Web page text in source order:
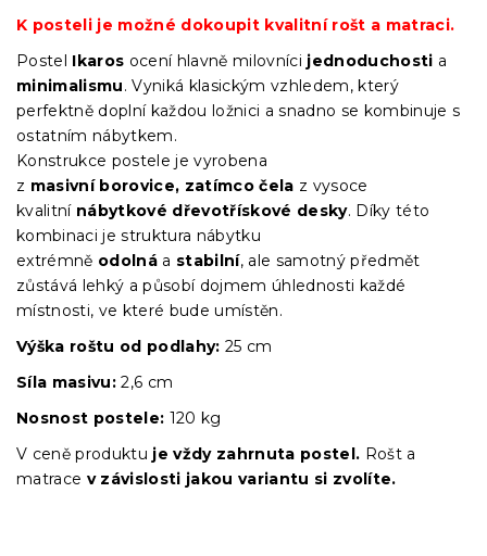
K posteli je možné dokoupit kvalitní rošt a matraci.
Postel Ikaros ocení hlavně milovníci jednoduchosti a
minimalismu. Vyniká klasickým vzhledem, který
perfektně doplní každou ložnici a snadno se kombinuje s
ostatním nábytkem.
Konstrukce postele je vyrobena
z masivní borovice, zatímco čela z vysoce
kvalitní nábytkové dřevotřískové desky. Díky této
kombinaci je struktura nábytku
extrémně odolná a stabilní, ale samotný předmět
zůstává lehký a působí dojmem úhlednosti každé
místnosti, ve které bude umístěn.
Výška roštu od podlahy:25 cm
Síla masivu: 2,6 cm
Nosnost postele: 120 kg
V ceně produktu je vždy zahrnuta postel. Rošt a
matrace v závislosti jakou variantu si zvolíte.